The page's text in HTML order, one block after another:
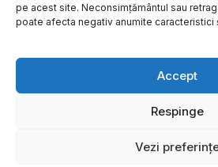
pe acest site. Neconsimțământul sau
poate afecta negativ anumite caracteristici
Accept
Respinge
Vezi
Copyright